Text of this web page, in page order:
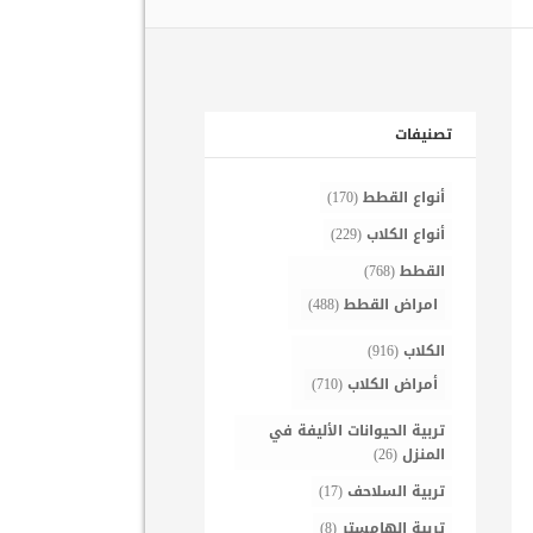
تصنيفات
أنواع القطط(170)
أنواع الكلاب(229)
القطط(768)
امراض القطط(488)
الكلاب(916)
أمراض الكلاب(710)
تربية الحيوانات الأليفة في
المنزل(26)
تربية السلاحف(17)